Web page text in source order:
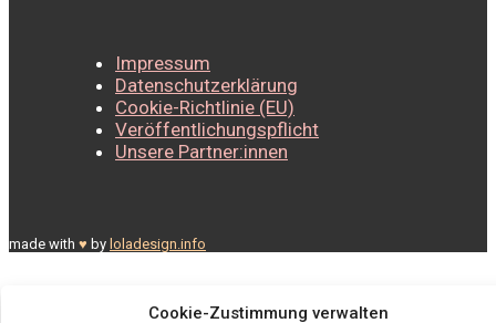
Cookie-Zustimmung verwalten
Impressum
Datenschutzerklärung
Cookie-Richtlinie (EU)
Veröffentlichungspflicht
Unsere Partner:innen
made with ♥ by loladesign.info